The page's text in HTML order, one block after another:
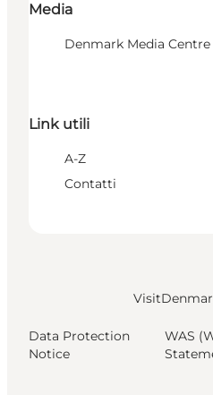
Media
Denmark Media Centre
Link utili
A-Z
Contatti
Data Protection
Notice
WAS